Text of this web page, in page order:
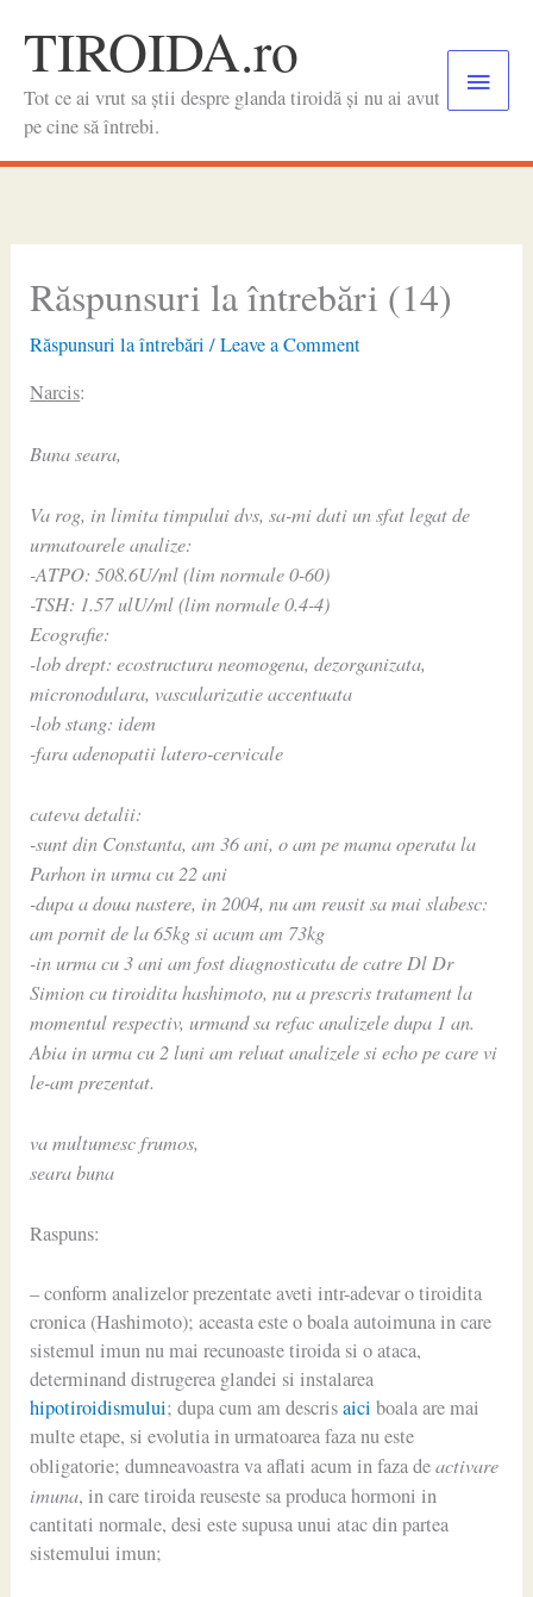
contentTIROIDA.ro
Tot ce ai vrut sa știi despre glanda tiroidă și nu ai avut
pe cine să întrebi.
Main
Răspunsuri la întrebări (14)
Răspunsuri la întrebări /Leave a Comment
Narcis:
Buna seara,
Va rog, in limita timpului dvs, sa-mi dati un sfat legat de
urmatoarele analize:
-ATPO: 508.6U/ml (lim normale 0-60)
-TSH: 1.57 ulU/ml (lim normale 0.4-4)
Ecografie:
-lob drept: ecostructura neomogena, dezorganizata,
micronodulara, vascularizatie accentuata
-lob stang: idem
-fara adenopatii latero-cervicale
cateva detalii:
-sunt din Constanta, am 36 ani, o am pe mama operata la
Parhon in urma cu 22 ani
-dupa a doua nastere, in 2004, nu am reusit sa mai slabesc:
am pornit de la 65kg si acum am 73kg
-in urma cu 3 ani am fost diagnosticata de catre Dl Dr
Simion cu tiroidita hashimoto, nu a prescris tratament la
momentul respectiv, urmand sa refac analizele dupa 1 an.
Abia in urma cu 2 luni am reluat analizele si echo pe care vi
le-am prezentat.
va multumesc frumos,
seara buna
Raspuns:
– conform analizelor prezentate aveti intr-adevar o tiroidita
cronica (Hashimoto); aceasta este o boala autoimuna in care
sistemul imun nu mai recunoaste tiroida si o ataca,
determinand distrugerea glandei si instalarea
hipotiroidismului; dupa cum am descrisaici boala are mai
multe etape, si evolutia in urmatoarea faza nu este
obligatorie; dumneavoastra va aflati acum in faza deactivare
imuna, in care tiroida reuseste sa produca hormoni in
cantitati normale, desi este supusa unui atac din partea
sistemului imun;